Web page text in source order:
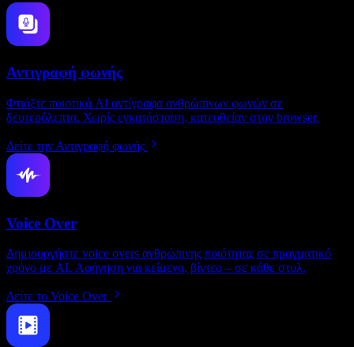
Αντιγραφή φωνής
Φτιάξτε ποιοτικά AI αντίγραφα ανθρώπινων φωνών σε
δευτερόλεπτα. Χωρίς εγκατάσταση, κατευθείαν στον browser.
Δείτε την Αντιγραφή φωνής
Voice Over
Δημιουργήστε voice overs ανθρώπινης ποιότητας σε πραγματικό
χρόνο με AI. Αφήγηση για κείμενα, βίντεο – σε κάθε στυλ.
Δείτε το Voice Over